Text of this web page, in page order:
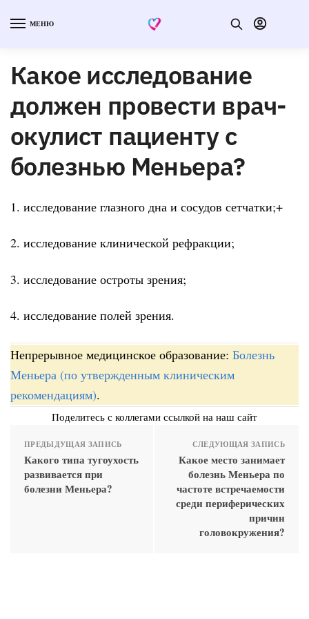
МЕНЮ
Какое исследование
должен провести врач-
окулист пациенту с
болезнью Меньера?
1. исследование глазного дна и сосудов сетчатки;+
2. исследование клинической рефракции;
3. исследование остроты зрения;
4. исследование полей зрения.
Непрерывное медицинское образование: Болезнь
Меньера (по утвержденным клиническим
рекомендациям).
Поделитесь с коллегами ссылкой на наш сайт
ПРЕДЫДУЩАЯ ЗАПИСЬ
Какого типа тугоухость
развивается при
болезни Меньера?
СЛЕДУЮЩАЯ ЗАПИСЬ
Какое место занимает
болезнь Меньера по
частоте встречаемости
среди периферических
причин
головокружения?